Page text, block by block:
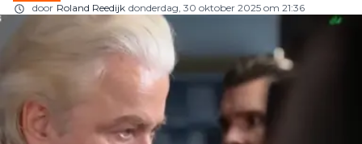
door Roland Reedijk donderdag, 30 oktober 2025 om 21:36